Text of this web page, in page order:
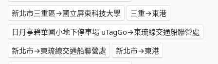
新北市三重區→國立屏東科技大學
三重→東港
日月亭碧華國小地下停車場 uTagGo→東琉線交通船聯營處
新北市→東琉線交通船聯營處
新北市→東港